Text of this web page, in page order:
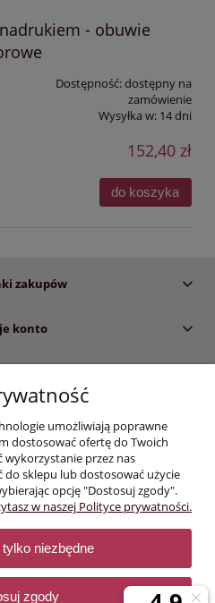
- obuwie
Dostępność:dostępny na
zamówienie
Wysyłka w: 14 dni
152,40 zł
do koszyka
zakupów
konto
przepisami prawa, dostęp do
na stronie, zastrzeżony
i medycznej. Dokonując
oświadczasz :
lub osobą związaną
lub medyczną. Mam świadomość,
stronie mogą zawierać między
niebezpiecznych dla zdrowia i
umożliwiają poprawne
dostosować ofertę do Twoich
wykorzystanie przez nas
sklepu lub dostosować użycie
opcję "Dostosuj zgody".
w naszej Polityce prywatności.
niezbędne
zgody